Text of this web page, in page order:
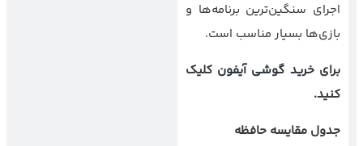
اجرای سنگین‌ترین برنامه‌ها و
بازی‌ها بسیار مناسب است.
برای خرید گوشی آیفون کلیک
کنید.
جدول مقایسه حافظه